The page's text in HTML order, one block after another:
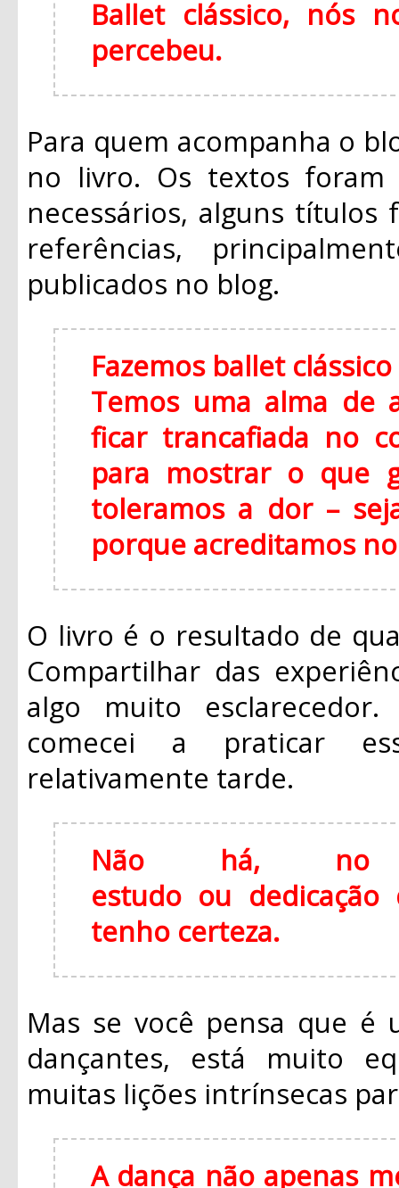
Ballet clássico, nós
percebeu.
Para quem acompanha o
no livro. Os textos foram
necessários, alguns
referências,
publicados no blog.
Fazemos ballet
Temos uma alma de
ficar trancafiada no
para mostrar o que
toleramos a dor –
porque acreditamos
O livro é o resultado de
Compartilhar das
algo muito
comecei a praticar
relativamente tarde.
Não há, no
estudo ou
tenho certeza.
Mas se você pensa que é
dançantes, está muito
muitas lições intrínsecas
A dança não apenas